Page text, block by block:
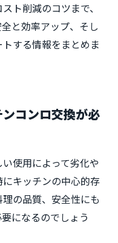
ト削減のコツまで、
と効率アップ、そし
する情報をまとめま
コンロ交換が必
使用によって劣化や
キッチンの中心的存
の品質、安全性にも
になるのでしょう